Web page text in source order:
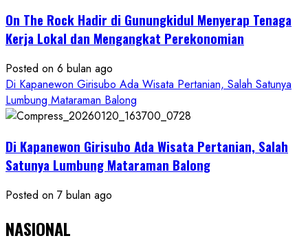
On The Rock Hadir di Gunungkidul Menyerap Tenaga
Kerja Lokal dan Mengangkat Perekonomian
Posted on 6 bulan ago
Di Kapanewon Girisubo Ada Wisata Pertanian, Salah Satunya
Lumbung Mataraman Balong
Di Kapanewon Girisubo Ada Wisata Pertanian, Salah
Satunya Lumbung Mataraman Balong
Posted on 7 bulan ago
NASIONAL